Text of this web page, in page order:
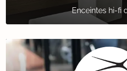
Enceintes hi-fi